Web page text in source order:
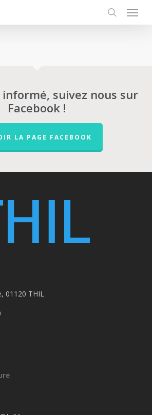
suivez nous sur
Facebook !
LA PAGE FACEBOOK
01120 THIL